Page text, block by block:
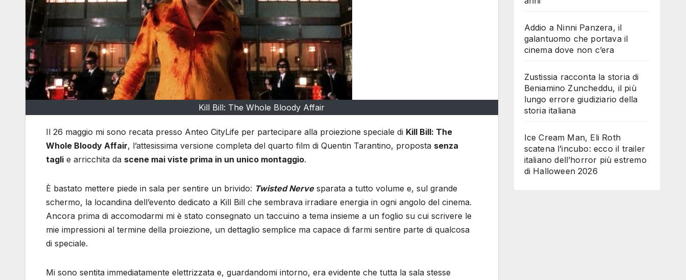
Kill Bill: The Whole Bloody Affair
Il 26 maggio mi sono recata presso Anteo CityLife per partecipare alla proiezione speciale di Kill Bill: The
Whole Bloody Affair, l’attesissima versione completa del quarto film di Quentin Tarantino, proposta senza
tagli e arricchita da scene mai viste prima in un unico montaggio.
È bastato mettere piede in sala per sentire un brivido: Twisted Nervesparata a tutto volume e, sul grande
schermo, la locandina dell’evento dedicato a Kill Bill che sembrava irradiare energia in ogni angolo del cinema.
Ancora prima di accomodarmi mi è stato consegnato un taccuino a tema insieme a un foglio su cui scrivere le
mie impressioni al termine della proiezione, un dettaglio semplice ma capace di farmi sentire parte di qualcosa
di speciale.
Mi sono sentita immediatamente elettrizzata e, guardandomi intorno, era evidente che tutta la sala stesse
Addio a Ninni Panzera, il
galantuomo che portava il
cinema dove non c’era
Zustissia racconta la storia di
Beniamino Zuncheddu, il più
lungo errore giudiziario della
storia italiana
Ice Cream Man, Eli Roth
scatena l’incubo: ecco il trailer
italiano dell’horror più estremo
di Halloween 2026